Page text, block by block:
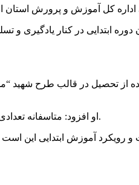
دوره ابتدایی در کنار
او افزود: متاسفانه تعدادی از افراد بازمانده از تحصیل را به علل مختلف از جمله، ابتلا به بیماری صعب العلاج، فوت و یا مهاجرت نتوانستیم جذب کنیم.
و رویکرد آموزش ابتدایی این